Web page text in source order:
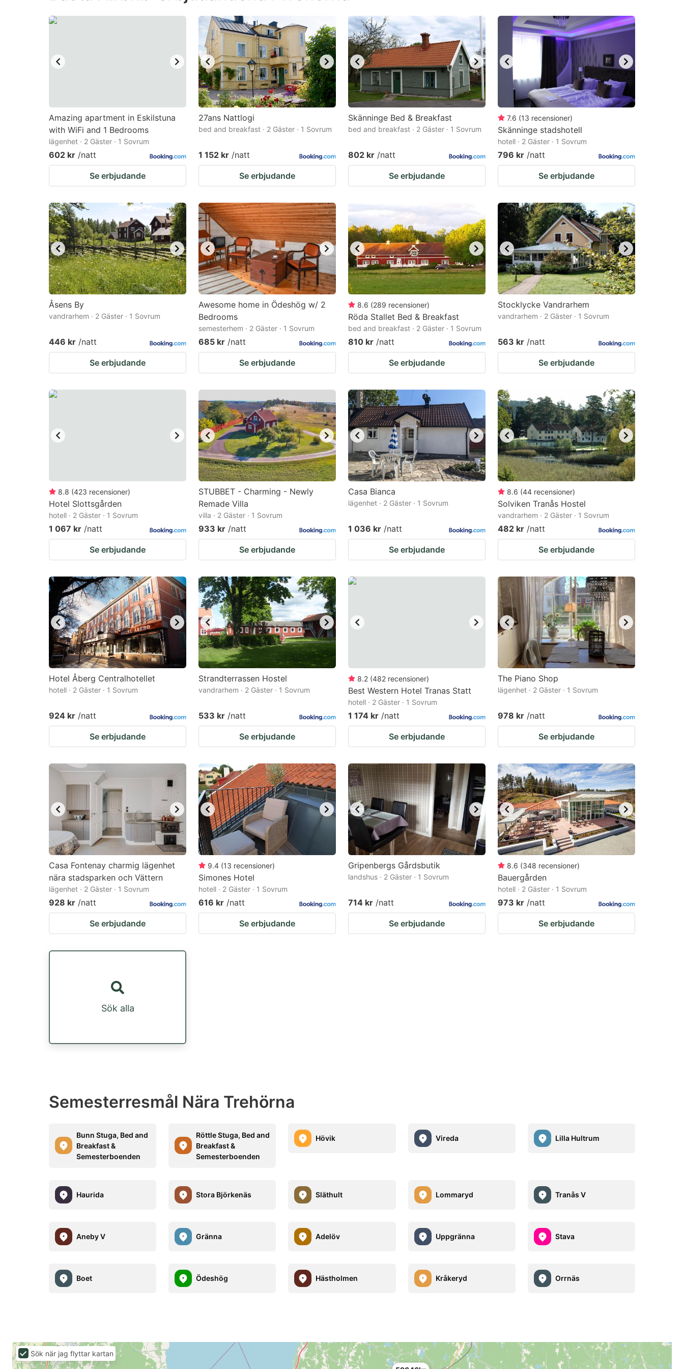
shortcuts
for
changing
dates.
mark
key
to
get
the
keyboard
shortcuts
for
dates.
Amazing apartment in Eskilstuna
with WiFi and 1 Bedrooms
lägenhet · 2 Gäster · 1 Sovrum
602 kr /natt
Se erbjudande
27ans Nattlogi
bed and breakfast · 2 Gäster · 1 Sovrum
1 152 kr /natt
Se erbjudande
Skänninge Bed & Breakfast
bed and breakfast · 2 Gäster · 1 Sovrum
802 kr /natt
Se erbjudande
7.6 (13 recensioner)
Skänninge stadshotell
hotell · 2 Gäster · 1 Sovrum
796 kr /natt
Se erbjudande
Åsens By
vandrarhem · 2 Gäster · 1 Sovrum
446 kr /natt
Se erbjudande
Awesome home in Ödeshög w/ 2
Bedrooms
semesterhem · 2 Gäster · 1 Sovrum
685 kr /natt
Se erbjudande
8.6 (289 recensioner)
Röda Stallet Bed & Breakfast
bed and breakfast · 2 Gäster · 1 Sovrum
810 kr /natt
Se erbjudande
Stocklycke Vandrarhem
vandrarhem · 2 Gäster · 1 Sovrum
563 kr /natt
Se erbjudande
8.8 (423 recensioner)
Hotel Slottsgården
hotell · 2 Gäster · 1 Sovrum
1 067 kr /natt
Se erbjudande
STUBBET - Charming - Newly
Remade Villa
villa · 2 Gäster · 1 Sovrum
933 kr /natt
Se erbjudande
Casa Bianca
lägenhet · 2 Gäster · 1 Sovrum
1 036 kr /natt
Se erbjudande
8.6 (44 recensioner)
Solviken Tranås Hostel
vandrarhem · 2 Gäster · 1 Sovrum
482 kr /natt
Se erbjudande
Hotel Åberg Centralhotellet
hotell · 2 Gäster · 1 Sovrum
924 kr /natt
Se erbjudande
Strandterrassen Hostel
vandrarhem · 2 Gäster · 1 Sovrum
533 kr /natt
Se erbjudande
8.2 (482 recensioner)
Best Western Hotel Tranas Statt
hotell · 2 Gäster · 1 Sovrum
1 174 kr /natt
Se erbjudande
The Piano Shop
lägenhet · 2 Gäster · 1 Sovrum
978 kr /natt
Se erbjudande
Casa Fontenay charmig lägenhet
nära stadsparken och Vättern
lägenhet · 2 Gäster · 1 Sovrum
928 kr /natt
Se erbjudande
9.4 (13 recensioner)
Simones Hotel
hotell · 2 Gäster · 1 Sovrum
616 kr /natt
Se erbjudande
Gripenbergs Gårdsbutik
landshus · 2 Gäster · 1 Sovrum
714 kr /natt
Se erbjudande
8.6 (348 recensioner)
Bauergården
hotell · 2 Gäster · 1 Sovrum
973 kr /natt
Se erbjudande
Sök alla
Semesterresmål Nära Trehörna
Bunn Stuga, Bed and
Breakfast &
Semesterboenden
Röttle Stuga, Bed and
Breakfast &
Semesterboenden
Hövik Vireda Lilla Hultrum
Haurida Stora Björkenäs Släthult Lommaryd Tranås V
Aneby V Gränna Adelöv Uppgränna Stava
Boet Ödeshög Hästholmen Kråkeryd Orrnäs
Sök när jag flyttar kartan